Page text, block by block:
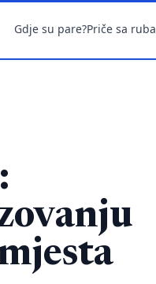
Gdje su pare?Priče sa ruba